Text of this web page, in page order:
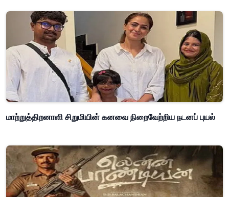
மாற்றுத்திறனாளி சிறுமியின் கனவை நிறைவேற்றிய நடனப் புயல்